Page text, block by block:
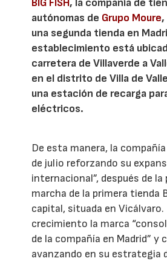
BIG FISH, la compañía de
autónomas de Grupo Moure,
una segunda tienda en
establecimiento está
carretera de Villaverde a
en el distrito de Villa de
una estación de recarga
eléctricos.
De esta manera, la
de julio reforzando su
internacional”, después de la
marcha de la primera tienda
capital, situada en Vicálvaro.
crecimiento la marca
de la compañía en Madrid” y
avanzando en su estrategia